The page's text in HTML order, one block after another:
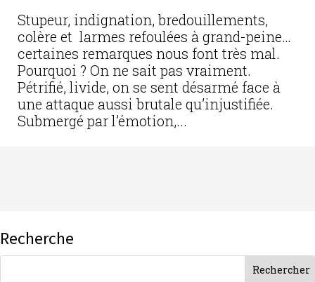
Stupeur, indignation, bredouillements,
colère et larmes refoulées à grand-peine…
certaines remarques nous font très mal.
Pourquoi ? On ne sait pas vraiment.
Pétrifié, livide, on se sent désarmé face à
une attaque aussi brutale qu’injustifiée.
Submergé par l’émotion,...
Recherche